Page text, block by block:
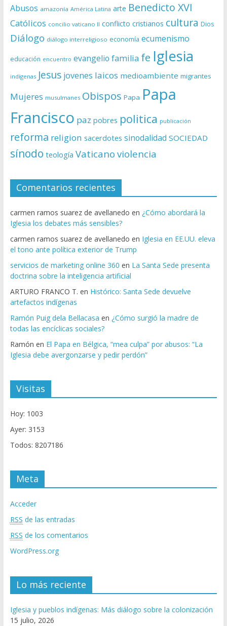
Abusos amazonía América Latina arte Benedicto XVI
Católicos concilio vaticano II conflicto cristianos cultura Dios
Diálogo diálogo interreligioso economía ecumenismo
educación encuentro evangelio familia fe Iglesia
indígenas Jesus jovenes laicos medioambiente migrantes
Mujeres musulmanes Obispos Papa Papa
Francisco paz pobres politica publicación
reforma religion sacerdotes sinodalidad SOCIEDAD
sínodo teología Vaticano violencia
Comentarios recientes
carmen ramos suarez de avellanedo en ¿Cómo abordará la
Iglesia los debates más sensibles?
carmen ramos suarez de avellanedo en Iglesia en EE.UU. eleva
el tono ante política exterior de Trump
servicios de marketing online 360 en La Santa Sede presenta
doctrina sobre la inteligencia artificial
ARTURO FRANCO T. en Histórico: Santa Sede devuelve
artefactos indígenas
Ramón Puig dela Bellacasa en ¿Cómo surgió la madre de
todas las encíclicas sociales?
Ramón en El Papa en Bélgica, “mea culpa” por abusos: “La
Iglesia debe avergonzarse y pedir perdón”
Visitas
Hoy: 1003
Ayer: 3153
Todos: 8207186
Meta
Acceder
RSS de las entradas
RSS de los comentarios
WordPress.org
Lo más reciente
Iglesia y pueblos indígenas: Más diálogo sobre la colonización
15 julio, 2026